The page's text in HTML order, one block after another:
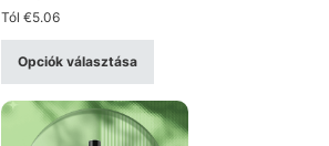
erősségű,
újratölthető, LED-es
színes világítással,
nagykereskedelmi
mennyiségben
Tól €5.06
Opciók választása